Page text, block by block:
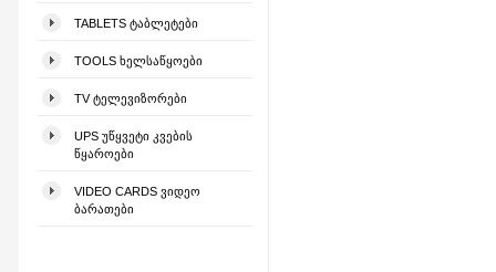
TABLETS ᲢᲐᲑᲚᲔᲢᲔᲑᲘ
TOOLS ᲮᲔᲚᲡᲐᲬᲧᲝᲔᲑᲘ
TV ᲢᲔᲚᲔᲕᲘᲖᲝᲠᲔᲑᲘ
UPS ᲣᲬᲧᲕᲔᲢᲘ ᲙᲕᲔᲑᲘᲡ
ᲬᲧᲐᲠᲝᲔᲑᲘ
VIDEO CARDS ᲕᲘᲓᲔᲝ
ᲑᲐᲠᲐᲗᲔᲑᲘ